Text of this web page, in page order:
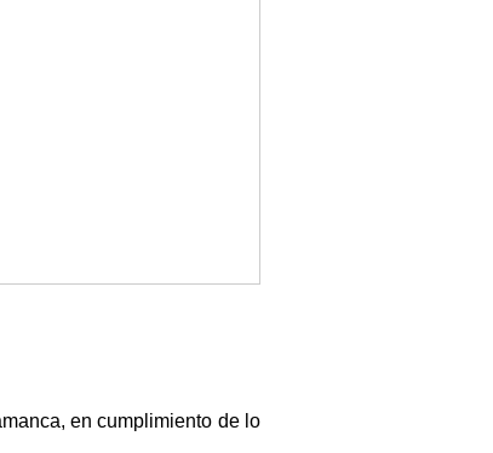
en cumplimiento de lo